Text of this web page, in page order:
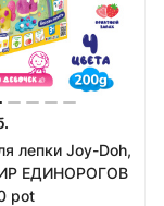
лепки Joy-Doh,
ЕДИНОРОГОВ
pot